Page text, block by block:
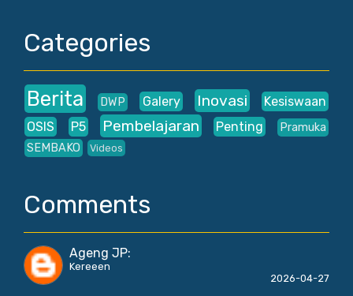
Categories
Berita DWP Galery Inovasi
Kesiswaan
OSIS
P5 Pembelajaran Penting
Pramuka
SEMBAKO
Videos
Comments
Ageng JP:
Kereeen
2026-04-27